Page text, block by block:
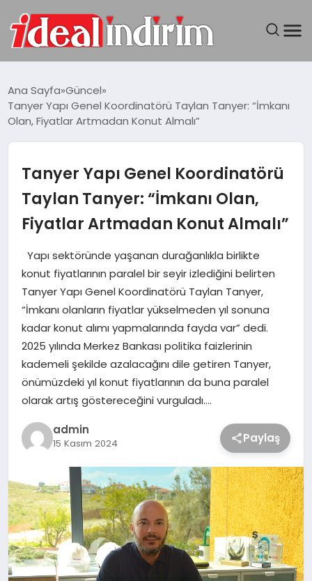
BILGISAYAR
SEYAHAT
TEKNOLOJI
YAŞAM
Ana Sayfa Güncel
Tanyer Yapı Genel Koordinatörü Taylan Tanyer: “İmkanı
Olan, Fiyatlar Artmadan Konut Almalı”
Tanyer Yapı Genel Koordinatörü
Taylan Tanyer: “İmkanı Olan,
Fiyatlar Artmadan Konut Almalı”
Yapı sektöründe yaşanan durağanlıkla birlikte
konut fiyatlarının paralel bir seyir izlediğini belirten
Tanyer Yapı Genel Koordinatörü Taylan Tanyer,
“İmkanı olanların fiyatlar yükselmeden yıl sonuna
kadar konut alımı yapmalarında fayda var” dedi.
2025 yılında Merkez Bankası politika faizlerinin
kademeli şekilde azalacağını dile getiren Tanyer,
önümüzdeki yıl konut fiyatlarının da buna paralel
olarak artış göstereceğini vurguladı….
admin
15 Kasım 2024 Paylaş